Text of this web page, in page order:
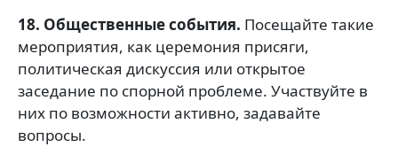
18. Общественные события. Посещайте такие
мероприятия, как церемония присяги,
политическая дискуссия или открытое
заседание по спорной проблеме. Участвуйте в
них по возможности активно, задавайте
вопросы.